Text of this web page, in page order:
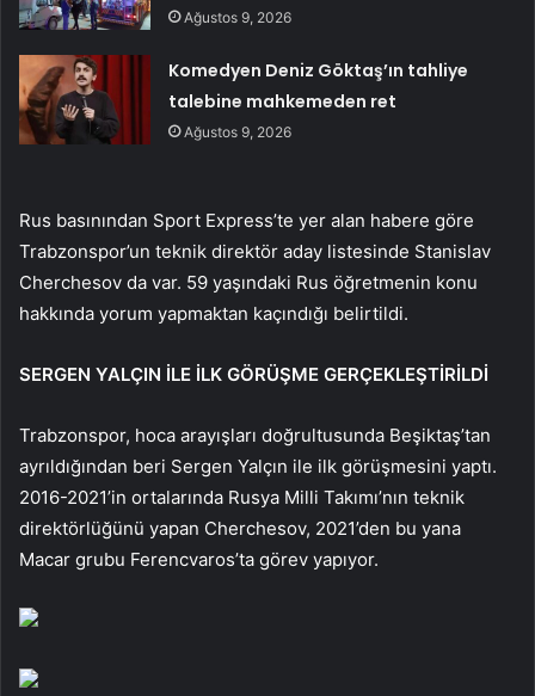
Ağustos 9, 2026
Komedyen Deniz Göktaş’ın tahliye
talebine mahkemeden ret
Ağustos 9, 2026
Rus basınından Sport Express’te yer alan habere göre
Trabzonspor’un teknik direktör aday listesinde Stanislav
Cherchesov da var. 59 yaşındaki Rus öğretmenin konu
hakkında yorum yapmaktan kaçındığı belirtildi.
SERGEN YALÇIN İLE İLK GÖRÜŞME GERÇEKLEŞTİRİLDİ
Trabzonspor, hoca arayışları doğrultusunda Beşiktaş’tan
ayrıldığından beri Sergen Yalçın ile ilk görüşmesini yaptı.
2016-2021’in ortalarında Rusya Milli Takımı’nın teknik
direktörlüğünü yapan Cherchesov, 2021’den bu yana
Macar grubu Ferencvaros’ta görev yapıyor.